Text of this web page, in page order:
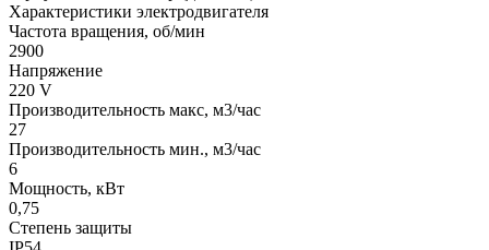
Характеристики электродвигателя
Частота вращения, об/мин
2900
Напряжение
220 V
Производительность макс, м3/час
27
Производительность мин., м3/час
6
Мощность, кВт
0,75
Степень защиты